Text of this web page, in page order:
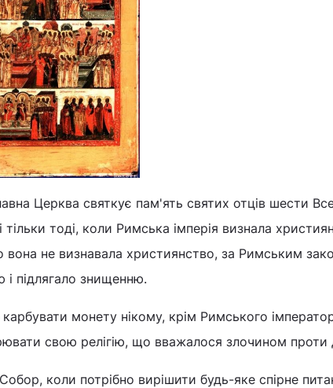
Церква святкує пам'ять святих отців шести
тільки тоді, коли Римська імперія визнала
вона не визнавала християнство, за Римським
підлягало знищенню.
монету нікому, крім Римського
свою релігію, що вважалося злочином проти
коли потрібно вирішити будь-яке спірне